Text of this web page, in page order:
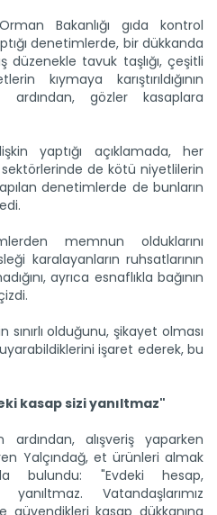
Bakanlığı gıda kontrol
denetimlerde, bir dükkanda
düzenekle tavuk taşlığı, çeşitli
kıymaya karıştırıldığının
ardından, gözler kasaplara
yaptığı açıklamada, her
de kötü niyetlilerin
denetimlerde de bunların
memnun olduklarını
karalayanların ruhsatlarının
ayrıca esnaflıkla bağının
sınırlı olduğunu, şikayet olması
işaret ederek, bu
kasap sizi yanıltmaz"
ardından, alışveriş yaparken
Yalçındağ, et ürünleri almak
bulundu: "Evdeki hesap,
Vatandaşlarımız